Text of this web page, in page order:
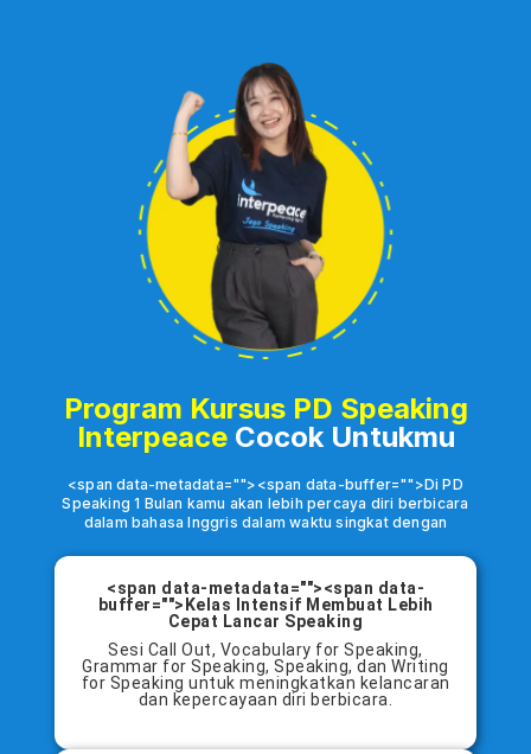
Program Kursus PD Speaking
InterpeaceCocok Untukmu
<span data-metadata=""><span data-buffer="">Di PD
Speaking 1 Bulan kamu akan lebih percaya diri berbicara
dalam bahasa Inggris dalam waktu singkat dengan
<span data-metadata=""><span data-
buffer="">Kelas Intensif Membuat Lebih
Cepat Lancar Speaking
Sesi Call Out, Vocabulary for Speaking,
Grammar for Speaking, Speaking, dan Writing
for Speaking untuk meningkatkan kelancaran
dan kepercayaan diri berbicara.